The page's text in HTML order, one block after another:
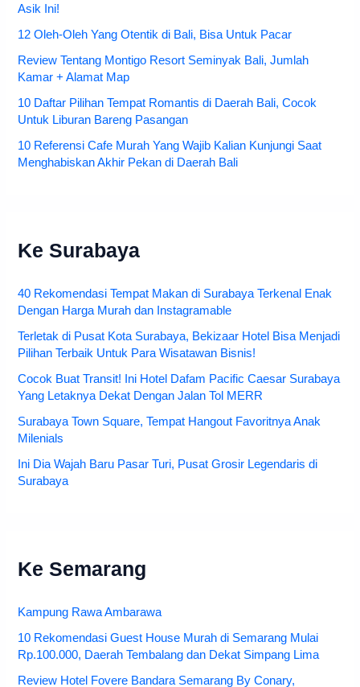
Asik Ini!
12 Oleh-Oleh Yang Otentik di Bali, Bisa Untuk Pacar
Review Tentang Montigo Resort Seminyak Bali, Jumlah
Kamar + Alamat Map
10 Daftar Pilihan Tempat Romantis di Daerah Bali, Cocok
Untuk Liburan Bareng Pasangan
10 Referensi Cafe Murah Yang Wajib Kalian Kunjungi Saat
Menghabiskan Akhir Pekan di Daerah Bali
Ke Surabaya
40 Rekomendasi Tempat Makan di Surabaya Terkenal Enak
Dengan Harga Murah dan Instagramable
Terletak di Pusat Kota Surabaya, Bekizaar Hotel Bisa Menjadi
Pilihan Terbaik Untuk Para Wisatawan Bisnis!
Cocok Buat Transit! Ini Hotel Dafam Pacific Caesar Surabaya
Yang Letaknya Dekat Dengan Jalan Tol MERR
Surabaya Town Square, Tempat Hangout Favoritnya Anak
Milenials
Ini Dia Wajah Baru Pasar Turi, Pusat Grosir Legendaris di
Surabaya
Ke Semarang
Kampung Rawa Ambarawa
10 Rekomendasi Guest House Murah di Semarang Mulai
Rp.100.000, Daerah Tembalang dan Dekat Simpang Lima
Review Hotel Fovere Bandara Semarang By Conary,